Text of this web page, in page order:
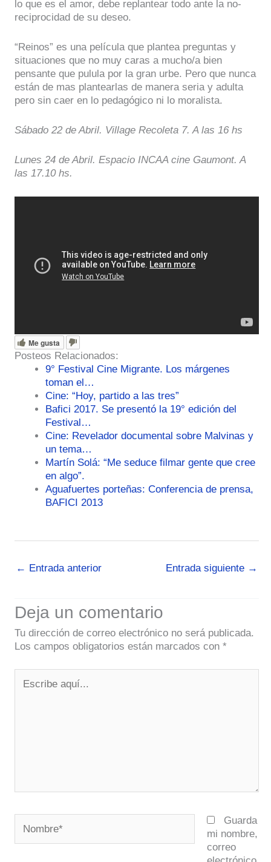
lo que es el amor, debe replantear todo ante la no-
reciprocidad de su deseo.
“Reinos” es una película que plantea preguntas y
situaciones que no muy caras a mucho/a bien
pensante que pulula por la gran urbe. Pero que nunca
están de mas plantearlas de manera seria y adulta
pero sin caer en lo pedagógico ni lo moralista.
Sábado 22 de Abril. Village Recoleta 7. A las 16 hs
Lunes 24 de Abril. Espacio INCAA cine Gaumont. A
las 17.10 hs.
Me gusta
Posteos Relacionados:
9° Festival Cine Migrante. Los márgenes
toman el…
Cine: “Hoy, partido a las tres”
Bafici 2017. Se presentó la 19° edición del
Festival…
Cine: Revelador documental sobre Malvinas y
un tema…
Martín Solá: “Me seduce filmar gente que cree
en algo”.
Aguafuertes porteñas: Conferencia de prensa,
BAFICI 2013
← Entrada anterior Entrada siguiente →
Deja un comentario
Tu dirección de correo electrónico no será publicada.
Los campos obligatorios están marcados con *
aquí...
Guarda
mi nombre,
correo